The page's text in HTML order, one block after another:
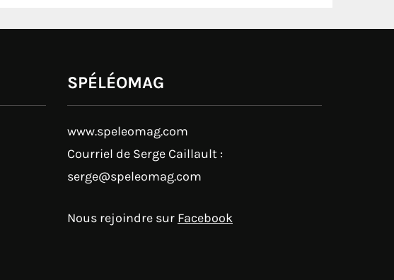
SPÉLÉOMAG
www.speleomag.com
Courriel de Serge Caillault :
serge@speleomag.com
Nous rejoindre sur Facebook